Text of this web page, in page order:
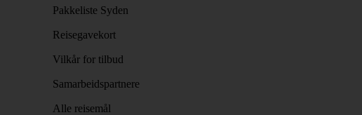
Pakkeliste Syden
Reisegavekort
Vilkår for tilbud
Samarbeidspartnere
Alle reisemål